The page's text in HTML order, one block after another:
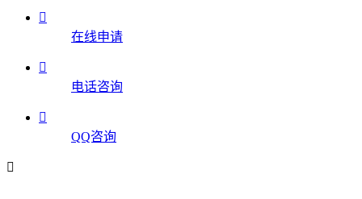

在线申请

电话咨询

QQ咨询
